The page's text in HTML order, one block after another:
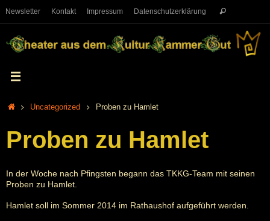
Newsletter Kontakt Impressum Datenschutzerklärung
Uncategorized Proben zu Hamlet
Proben zu Hamlet
In der Woche nach Pfingsten begann das TKKG-Team mit seinen
Proben zu Hamlet.
Hamlet soll im Sommer 2014 im Rathaushof aufgeführt werden.